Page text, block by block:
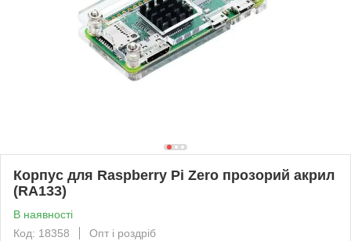
Корпус для Raspberry Pi Zero прозорий акрил
(RA133)
В наявності
Код: 18358
Опт і роздріб